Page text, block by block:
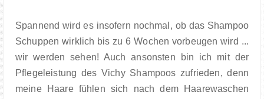
Spannend wird es insofern nochmal, ob das Shampoo
Schuppen wirklich bis zu 6 Wochen vorbeugen wird ...
wir werden sehen! Auch ansonsten bin ich mit der
Pflegeleistung des Vichy Shampoos zufrieden, denn
meine Haare fühlen sich nach dem Haarewaschen